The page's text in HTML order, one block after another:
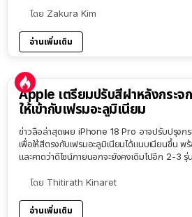
โดย Zakura Kim
อ่านเพิ่มเติม
Apple เตรียมปรับสีฝาหลังกระจ
ให้เข้ากับเฟรมอะลูมิเนียม
ข่าวลือล่าสุดเผย iPhone 18 Pro อาจปรับปรุงกร
เพื่อให้สีตรงกับเฟรมอะลูมิเนียมได้แนบเนียนขึ้น พร้
และคาดว่าดีไซน์ภายนอกจะยังคงเดิมไปอีก 2-3 รุ่น
โดย Thitirath Kinaret
อ่านเพิ่มเติม